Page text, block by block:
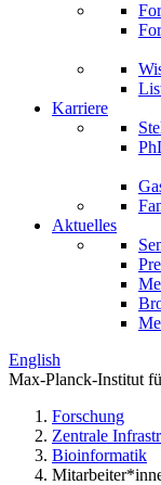
Karriere
Aktuelles
English
Max-Planck-Institut
Forschung
Zentrale
Bioinformatik